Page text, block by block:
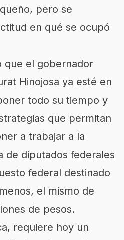
pero se
en qué se ocupó
que el gobernador
Hinojosa ya esté en
todo su tiempo y
que permitan
a trabajar a la
de diputados federales
federal destinado
el mismo de
de pesos.
requiere hoy un